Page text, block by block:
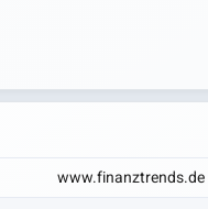
www.finanztrends.de